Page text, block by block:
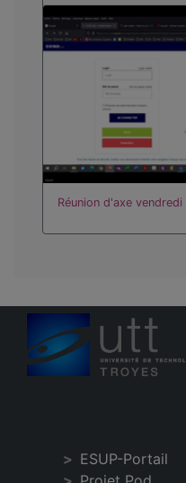
Réunion d'axe
ESUP-Portail